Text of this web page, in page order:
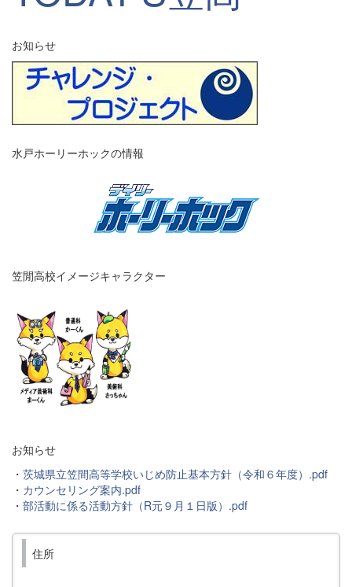
お知らせ
水戸ホーリーホックの情報
笠閒高校イメージキャラクター
お知らせ
・ 茨城県立笠間高等学校いじめ防止基本方針（令和６年度）.pdf
・ カウンセリング案内.pdf
・ 部活動に係る活動方針（R元９月１日版）.pdf
住所